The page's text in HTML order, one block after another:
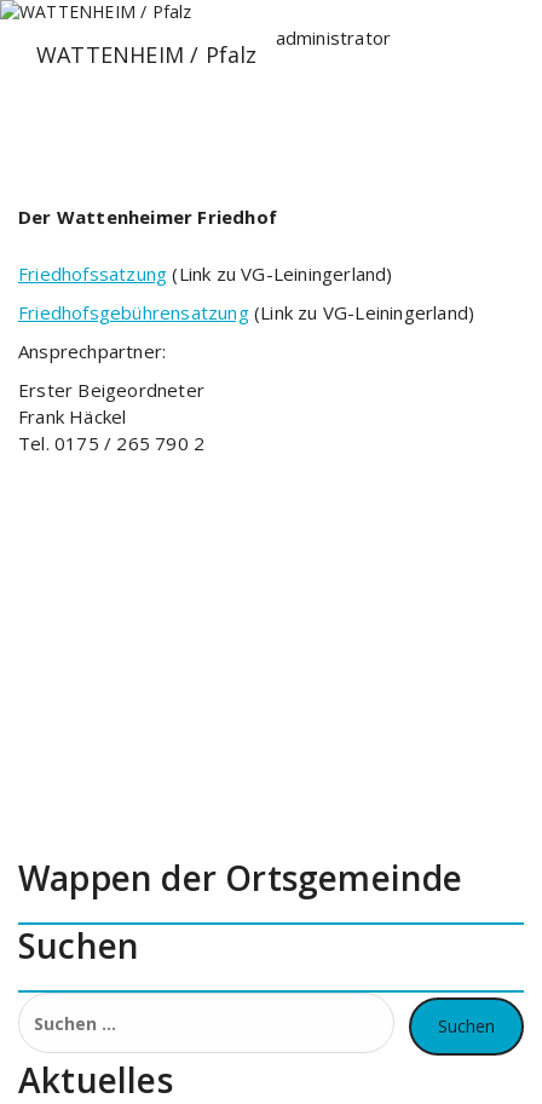
Zum
springenWATTENHEIM / Pfalz
administrator
Der Wattenheimer Friedhof
Friedhofssatzung (Link zu VG-Leiningerland)
Friedhofsgebührensatzung(Link zu VG-Leiningerland)
Ansprechpartner:
Erster Beigeordneter
Frank Häckel
Tel. 0175 / 265 790 2
Wappen der Ortsgemeinde
Suchen
Suchen
nach:
Aktuelles